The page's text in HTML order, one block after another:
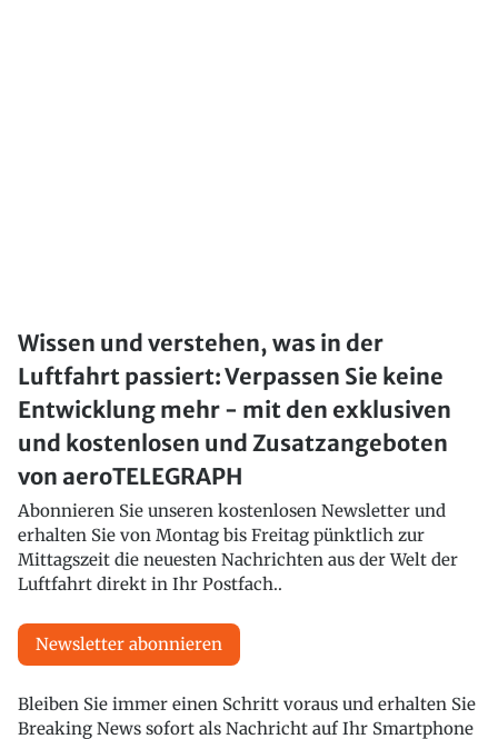
Wissen und verstehen, was in der
Luftfahrt passiert: Verpassen Sie keine
Entwicklung mehr - mit den exklusiven
und kostenlosen und Zusatzangeboten
von aeroTELEGRAPH
Abonnieren Sie unseren kostenlosen Newsletter und
erhalten Sie von Montag bis Freitag pünktlich zur
Mittagszeit die neuesten Nachrichten aus der Welt der
Luftfahrt direkt in Ihr Postfach..
Newsletter abonnieren
Bleiben Sie immer einen Schritt voraus und erhalten Sie
Breaking News sofort als Nachricht auf Ihr Smartphone